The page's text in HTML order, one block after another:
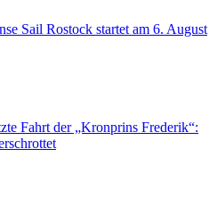
Sail Rostock startet am 6. August
Fahrt der „Kronprins Frederik“: